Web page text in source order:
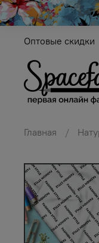
Оптовые скидки
Главная